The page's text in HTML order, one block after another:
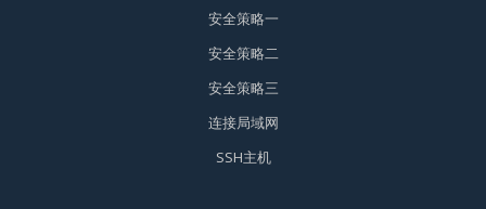
安全策略一
安全策略二
安全策略三
连接局域网
SSH主机